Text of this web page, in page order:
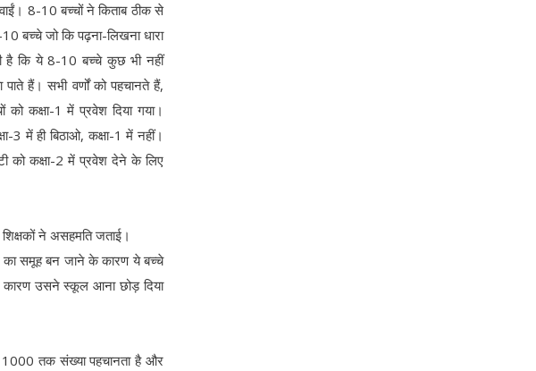
8-10 बच्चों ने किताब ठीक से
बच्चे जो कि पढ़ना-लिखना धारा
है कि ये 8-10 बच्चे कुछ भी नहीं
हैं। सभी वर्णों को पहचानते हैं,
कक्षा-1 में प्रवेश दिया गया।
3 में ही बिठाओ, कक्षा-1 में नहीं।
को कक्षा-2 में प्रवेश देने के लिए
ने असहमति जताई।
का समूह बन जाने के कारण ये बच्चे
उसने स्कूल आना छोड़ दिया
1000 तक संख्या पहचानता है और